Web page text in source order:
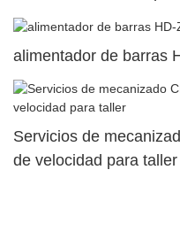
superior dual76
alimentador de barras
Servicios de
de velocidad para taller